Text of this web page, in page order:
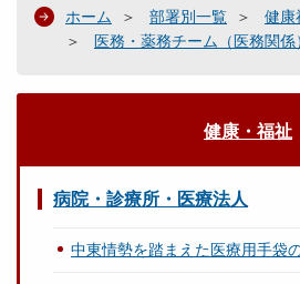
ホーム 部署別一覧 健康
医務・薬務チーム（医務関係
健康・福祉
病院・診療所・医療法人
中東情勢を踏まえた医療用手袋